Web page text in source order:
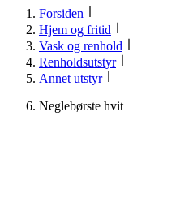
Forsiden
Hjem og fritid
Vask og renhold
Renholdsutstyr
Annet utstyr
Neglebørste hvit